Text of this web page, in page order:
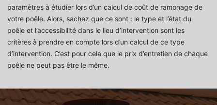
paramètres à étudier lors d’un calcul de coût de ramonage de
votre poêle. Alors, sachez que ce sont : le type et l’état du
poêle et l’accessibilité dans le lieu d’intervention sont les
critères à prendre en compte lors d’un calcul de ce type
d’intervention. C’est pour cela que le prix d’entretien de chaque
poêle ne peut pas être le même.